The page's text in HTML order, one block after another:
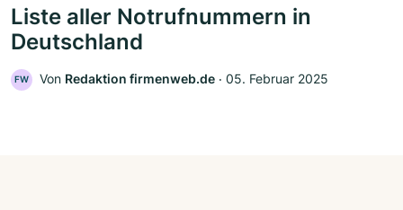
Liste aller Notrufnummern in
Deutschland
FW Von Redaktion firmenweb.de ‧ 05. Februar 2025